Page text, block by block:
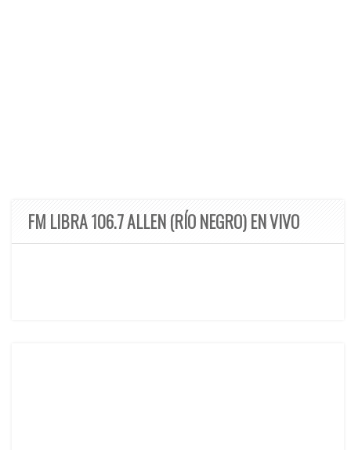
FM LIBRA 106.7 ALLEN (RÍO NEGRO) EN VIVO